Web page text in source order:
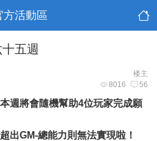
方活動區
五週
楼主
8016 56
週將會隨機幫助4位玩家完成願
出GM-總能力則無法實現啦！